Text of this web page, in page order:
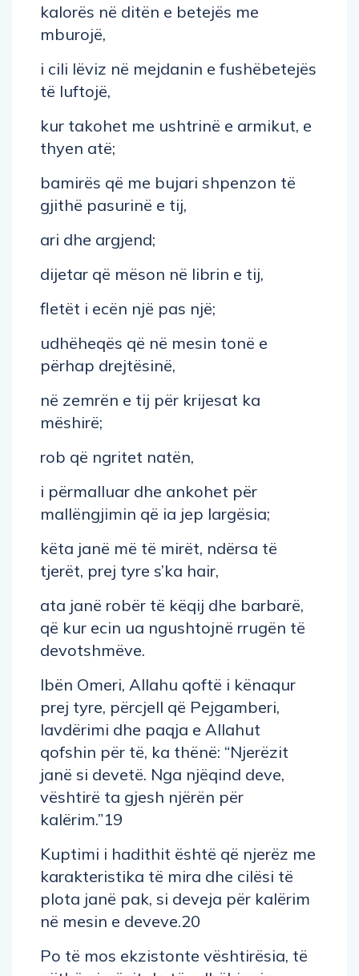
kalorës në ditën e betejës me
mburojë,
i cili lëviz në mejdanin e fushëbetejës
të luftojë,
kur takohet me ushtrinë e armikut, e
thyen atë;
bamirës që me bujari shpenzon të
gjithë pasurinë e tij,
ari dhe argjend;
dijetar që mëson në librin e tij,
fletët i ecën një pas një;
udhëheqës që në mesin tonë e
përhap drejtësinë,
në zemrën e tij për krijesat ka
mëshirë;
rob që ngritet natën,
i përmalluar dhe ankohet për
mallëngjimin që ia jep largësia;
këta janë më të mirët, ndërsa të
tjerët, prej tyre s’ka hair,
ata janë robër të këqij dhe barbarë,
që kur ecin ua ngushtojnë rrugën të
devotshmëve.
Ibën Omeri, Allahu qoftë i kënaqur
prej tyre, përcjell që Pejgamberi,
lavdërimi dhe paqja e Allahut
qofshin për të, ka thënë: “Njerëzit
janë si devetë. Nga njëqind deve,
vështirë ta gjesh njërën për
kalërim.”19
Kuptimi i hadithit është që njerëz me
karakteristika të mira dhe cilësi të
plota janë pak, si deveja për kalërim
në mesin e deveve.20
Po të mos ekzistonte vështirësia, të